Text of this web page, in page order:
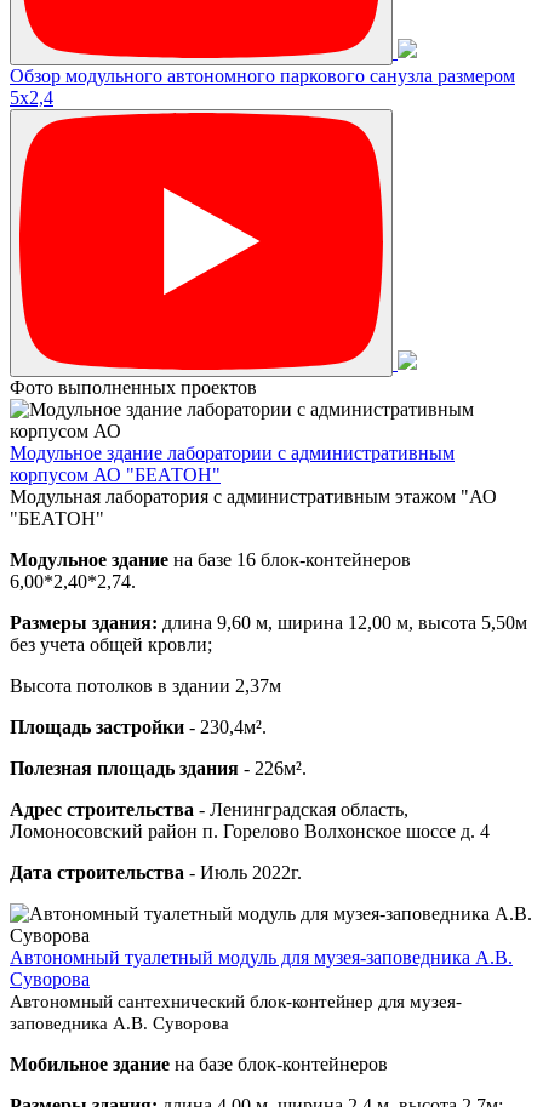
Обзор модульного автономного паркового санузла размером
5х2,4
Фото выполненных проектов
Модульное здание лаборатории с административным
корпусом АО "БЕАТОН"
Модульная лаборатория с административным этажом "АО
"БЕАТОН"
Модульное здание на базе 16 блок-контейнеров
6,00*2,40*2,74.
Размеры здания: длина 9,60 м, ширина 12,00 м, высота 5,50м
без учета общей кровли;
Высота потолков в здании 2,37м
Площадь застройки - 230,4м².
Полезная площадь здания - 226м².
Адрес строительства - Ленинградская область,
Ломоносовский район п. Горелово Волхонское шоссе д. 4
Дата строительства - Июль 2022г.
Автономный туалетный модуль для музея-заповедника А.В.
Суворова
Автономный сантехнический блок-контейнер для музея-
заповедника А.В. Суворова
Мобильное здание на базе блок-контейнеров